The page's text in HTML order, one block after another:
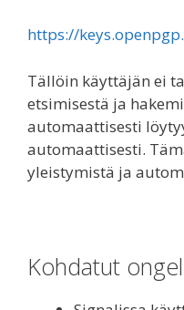
https://
Tällöin käyttäjän ei
etsimisestä ja
automaattisesti
automaattisesti.
yleistymistä ja
Kohdatut